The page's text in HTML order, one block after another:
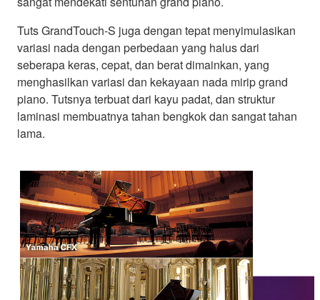
Tuts GrandTouch-S juga dengan tepat menyimulasikan
variasi nada dengan perbedaan yang halus dari
seberapa keras, cepat, dan berat dimainkan, yang
menghasilkan variasi dan kekayaan nada mirip grand
piano. Tutsnya terbuat dari kayu padat, dan struktur
laminasi membuatnya tahan bengkok dan sangat tahan
lama.